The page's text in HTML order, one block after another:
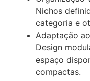
Nichos
categoria e
Adaptação
Design
espaço
compactas.